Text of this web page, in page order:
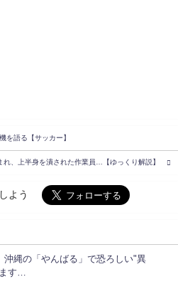
を語る【サッカー】
れ、上半身を潰された作業員…【ゆっくり解説】
よう
沖縄の「やんばる」で恐ろしい"異
す…